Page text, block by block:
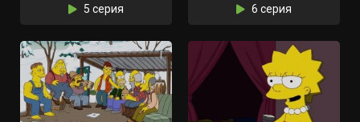
5 серия 6 серия